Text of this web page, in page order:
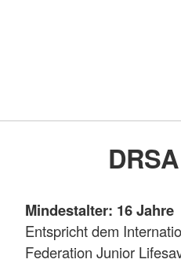
Mindestalter: 16 Jahre
Entspricht dem
Federation Junior